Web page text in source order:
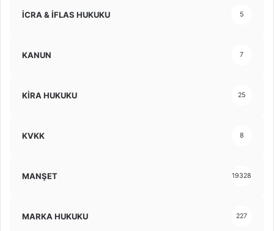
İCRA & İFLAS HUKUKU 5
KANUN 7
KİRA HUKUKU 25
KVKK 8
MANŞET 19328
MARKA HUKUKU 227